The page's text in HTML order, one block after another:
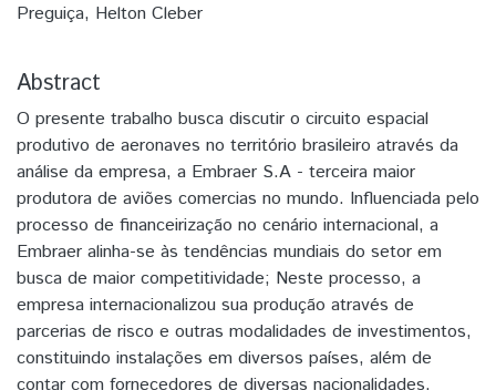
Preguiça, Helton Cleber
Abstract
O presente trabalho busca discutir o circuito espacial
produtivo de aeronaves no território brasileiro através da
análise da empresa, a Embraer S.A - terceira maior
produtora de aviões comercias no mundo. Influenciada pelo
processo de financeirização no cenário internacional, a
Embraer alinha-se às tendências mundiais do setor em
busca de maior competitividade; Neste processo, a
empresa internacionalizou sua produção através de
parcerias de risco e outras modalidades de investimentos,
constituindo instalações em diversos países, além de